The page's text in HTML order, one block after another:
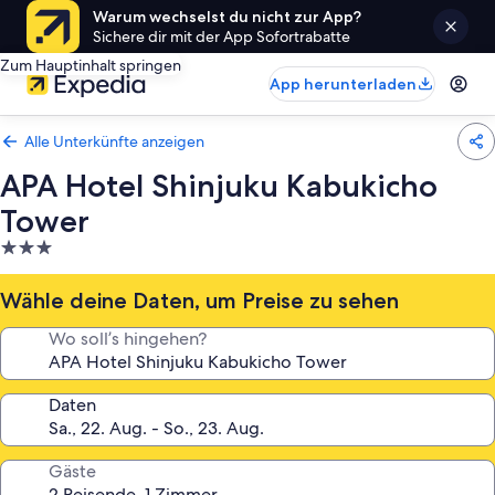
Warum wechselst du nicht zur App?
Sichere dir mit der App Sofortrabatte
Zum Hauptinhalt springen
App herunterladen
Alle Unterkünfte anzeigen
APA Hotel Shinjuku Kabukicho
Tower
3.0-
Sterne-
Unterkunft
Wähle deine Daten, um Preise zu sehen
Wo soll’s hingehen?
Daten
Gäste